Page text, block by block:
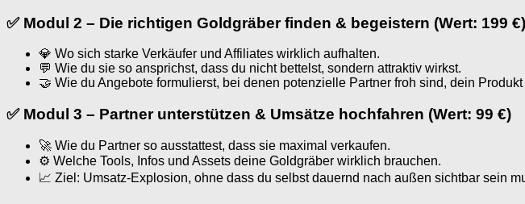
✅ Modul 2 – Die richtigen Goldgräber finden & begeistern (Wert: 199 €)
💎 Wo sich starke Verkäufer und Affiliates wirklich aufhalten.
💬 Wie du sie so ansprichst, dass du nicht bettelst, sondern attraktiv wirkst.
🤝 Wie du Angebote formulierst, bei denen potenzielle Partner froh sind, dein
✅ Modul 3 – Partner unterstützen & Umsätze hochfahren (Wert: 99 €)
🚀 Wie du Partner so ausstattest, dass sie maximal verkaufen.
⚙ Welche Tools, Infos und Assets deine Goldgräber wirklich brauchen.
📈 Ziel: Umsatz-Explosion, ohne dass du selbst dauernd nach außen sichtbar sein